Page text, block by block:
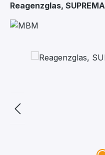
Reagenzglas,
Bildergalerie